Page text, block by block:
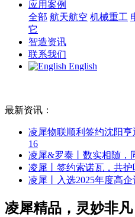
应用案例
全部 航天航空 机械重工
它
智造资讯
联系我们
English
最新资讯：
凌犀物联顺利签约沈阳亨
16
凌犀&罗泰丨数实相随，
凌犀丨签约索诺瓦，共护
凌犀丨入选2025年度高
凌犀精品，灵妙非凡